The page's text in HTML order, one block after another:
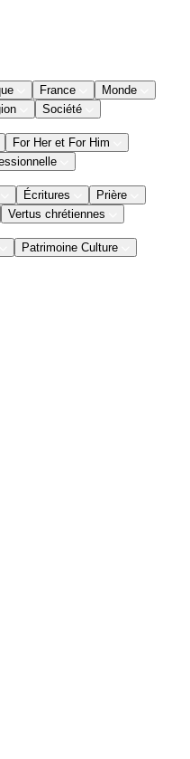
France
Monde
Société
For Her et For Him
Écritures
Prière
Vertus chrétiennes
Patrimoine Culture